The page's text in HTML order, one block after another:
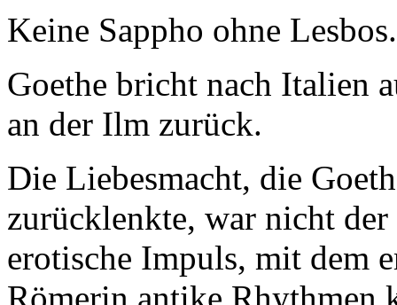
Keine Sappho ohne Lesbos.
Goethe bricht nach Italien
an der Ilm zurück.
Die Liebesmacht, die
zurücklenkte, war nicht
erotische Impuls, mit dem
Römerin antike Rhythmen